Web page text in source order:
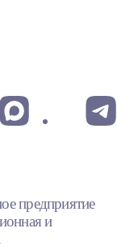
предприятие
и